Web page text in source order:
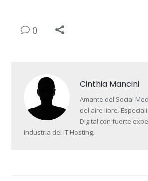
0
Cinthia Mancini
Amante del Social
del aire libre.
Digital con fuerte
industria del IT Hosting.